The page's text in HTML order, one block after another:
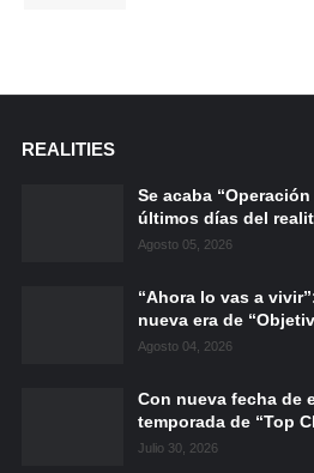
REALITIES
Se acaba
últimos días del
Agosto 05, 2026
“Ahora lo vas a
nueva era de
Agosto 04, 2026
Con nueva fecha de
temporada de “Top
Julio 30, 2026